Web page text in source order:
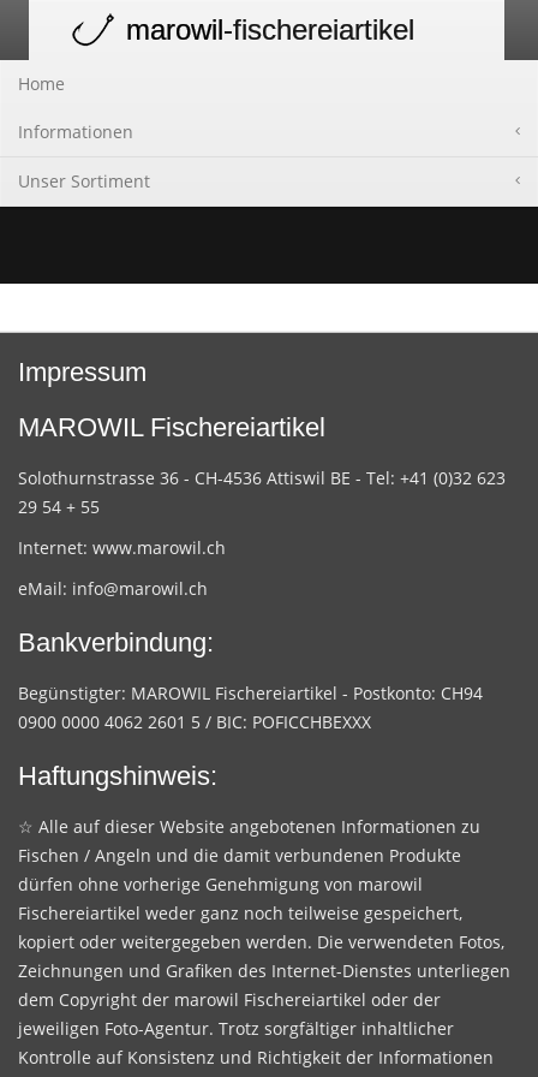
navigation
marowil-fischereiartikel
Home
Informationen
Unser Sortiment
Impressum
MAROWIL Fischereiartikel
Solothurnstrasse 36 - CH-4536 Attiswil BE - Tel: +41 (0)32 623
29 54 + 55
Internet: www.marowil.ch
eMail: info@marowil.ch
Bankverbindung:
Begünstigter: MAROWIL Fischereiartikel - Postkonto: CH94
0900 0000 4062 2601 5 / BIC: POFICCHBEXXX
Haftungshinweis:
☆ Alle auf dieser Website angebotenen Informationen zu
Fischen / Angeln und die damit verbundenen Produkte
dürfen ohne vorherige Genehmigung von marowil
Fischereiartikel weder ganz noch teilweise gespeichert,
kopiert oder weitergegeben werden. Die verwendeten Fotos,
Zeichnungen und Grafiken des Internet-Dienstes unterliegen
dem Copyright der marowil Fischereiartikel oder der
jeweiligen Foto-Agentur. Trotz sorgfältiger inhaltlicher
Kontrolle auf Konsistenz und Richtigkeit der Informationen